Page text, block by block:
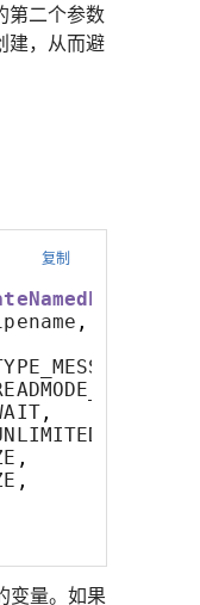
第二个参数
建，从而避
复制
,
,
,
,
变量。如果